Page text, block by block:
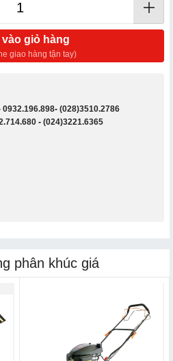
vào giỏ hàng
giao hàng tận tay)
0932.196.898- (028)3510.2786
- (024)3221.6365
phân khúc giá